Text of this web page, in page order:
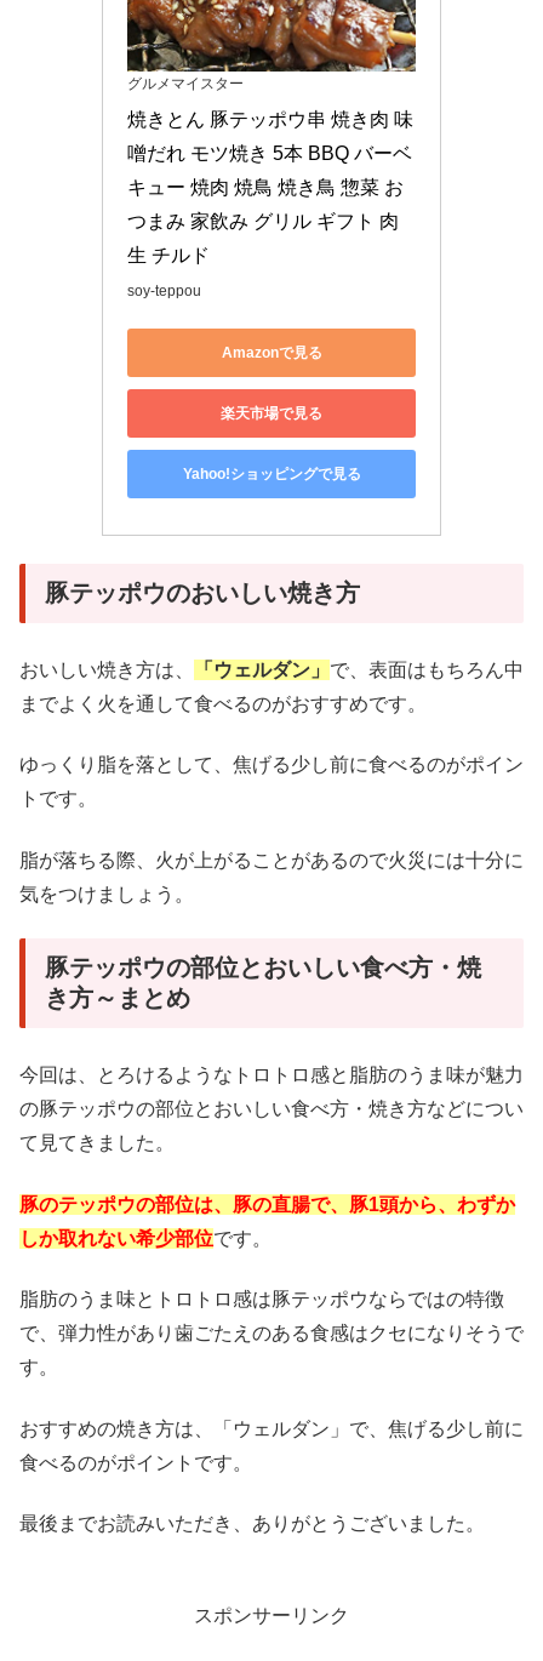
グルメマイスター
焼きとん 豚テッポウ串 焼き肉 味
噌だれ モツ焼き 5本 BBQ バーベ
キュー 焼肉 焼鳥 焼き鳥 惣菜 お
つまみ 家飲み グリル ギフト 肉
生 チルド
soy-teppou
Amazonで見る
楽天市場で見る
Yahoo!ショッピングで見る
豚テッポウのおいしい焼き方
おいしい焼き方は、 「ウェルダン」 で、表面はもちろん中
までよく火を通して食べるのがおすすめです。
ゆっくり脂を落として、焦げる少し前に食べるのがポイン
トです。
脂が落ちる際、火が上がることがあるので火災には十分に
気をつけましょう。
豚テッポウの部位とおいしい食べ方・焼
き方～まとめ
今回は、とろけるようなトロトロ感と脂肪のうま味が魅力
の豚テッポウの部位とおいしい食べ方・焼き方などについ
て見てきました。
豚のテッポウの部位は、豚の直腸で、豚1頭から、わずか
しか取れない希少部位です。
脂肪のうま味とトロトロ感は豚テッポウならではの特徴
で、弾力性があり歯ごたえのある食感はクセになりそうで
す。
おすすめの焼き方は、「ウェルダン」で、焦げる少し前に
食べるのがポイントです。
最後までお読みいただき、ありがとうございました。
スポンサーリンク